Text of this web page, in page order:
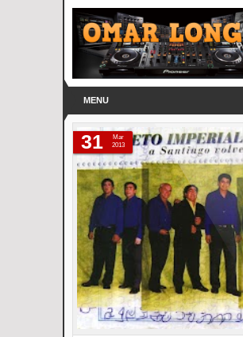
MENU
31
Mar
2013